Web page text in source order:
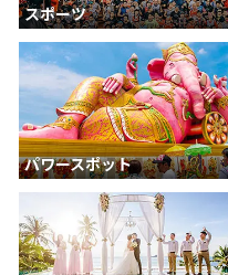
スポーツ
パワースポット